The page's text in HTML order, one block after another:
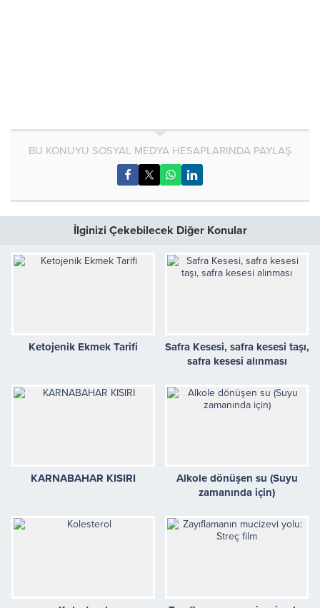
BU KONUYU SOSYAL MEDYA HESAPLARINDA PAYLAŞ
İlginizi Çekebilecek Diğer Konular
Ketojenik Ekmek Tarifi
Safra Kesesi, safra kesesi taşı,
safra kesesi alınması
KARNABAHAR KISIRI
Alkole dönüşen su (Suyu
zamanında için)